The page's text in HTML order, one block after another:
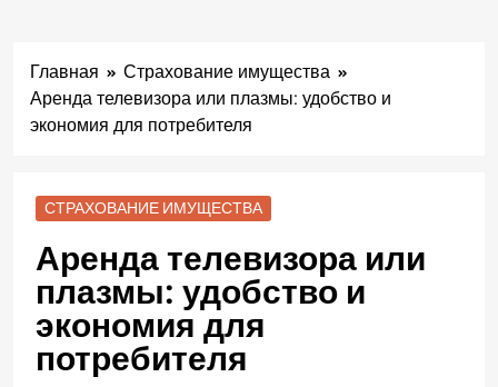
Главная
Страхование имущества
Аренда телевизора или плазмы: удобство и
экономия для потребителя
СТРАХОВАНИЕ ИМУЩЕСТВА
Аренда телевизора или
плазмы: удобство и
экономия для
потребителя